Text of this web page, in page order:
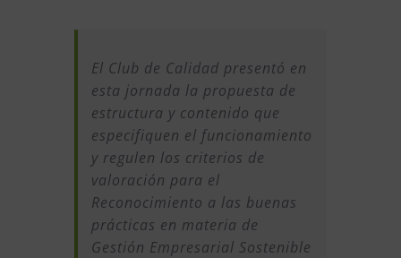
El Club de Calidad presentó en
esta jornada la propuesta de
estructura y contenido que
especifiquen el funcionamiento
y regulen los criterios de
valoración para el
Reconocimiento a las buenas
prácticas en materia de
Gestión Empresarial Sostenible